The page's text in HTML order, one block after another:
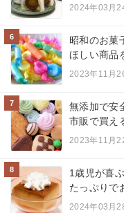
2024年03月
6
昭和のお菓
ほしい商品
2023年11月
7
無添加で安
市販で買え
2023年11月
8
1歳児が喜
たっぷりで
2024年03月